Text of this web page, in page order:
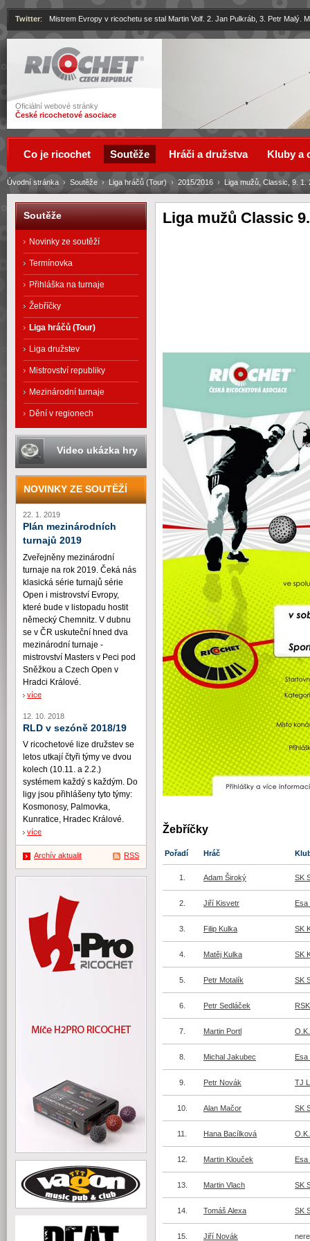
Ricochet
Oficiální webové stránky
České ricochetové asociace
Twitter: Mistrem Evropy v ricochetu se stal Martin Volf. 2. Jan Pulkráb, 3. Petr Malý.
Liga mužů Classic
Žebříčky
Pořadí Hráč
1. Adam Široký SK
2. Jiří Kisvetr Esa
3. Filip Kulka SK
4. Matěj Kulka SK
5. Petr Motalík SK
6. Petr Sedláček
7. Martin Portl
8. Michal Jakubec Esa
9. Petr Novák TJ
10. Alan Mačor SK
11. Hana Bacílková
12. Martin Klouček Esa
13. Martin Vlach SK
14. Tomáš Alexa SK
15. Jiří Novák
Úvodní stránka › Soutěže › Liga hráčů (Tour) › 2015/2016 › Liga mužů, Classic, 9. 1.
Co je ricochet Soutěže Hráči a družstva Kluby a
Soutěže
Novinky ze soutěží
Termínovka
Přihláška na turnaje
Žebříčky
Liga hráčů (Tour)
Liga družstev
Mistrovství republiky
Mezinárodní turnaje
Dění v regionech
Video ukázka hry
NOVINKY ZE SOUTĚŽÍ
22. 1. 2019
Plán mezinárodních
turnajů 2019
Zveřejněny mezinárodní
turnaje na rok 2019. Čeká nás
klasická série turnajů série
Open i mistrovství Evropy,
které bude v listopadu hostit
německý Chemnitz. V dubnu
se v ČR uskuteční hned dva
mezinárodní turnaje -
mistrovství Masters v Peci pod
Sněžkou a Czech Open v
Hradci Králové.
více
12. 10. 2018
RLD v sezóně 2018/19
V ricochetové lize družstev se
letos utkají čtyři týmy ve dvou
kolech (10.11. a 2.2.)
systémem každý s každým. Do
ligy jsou přihlášeny tyto týmy:
Kosmonosy, Palmovka,
Kunratice, Hradec Králové.
více
Archív aktualit RSS